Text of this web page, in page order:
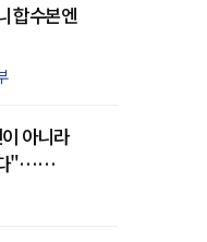
합수본엔
아니라
"…
배관